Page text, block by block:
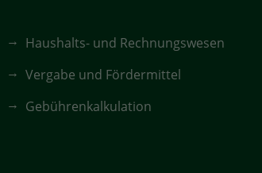
Haushalts- und Rechnungswesen
Vergabe und Fördermittel
Gebührenkalkulation